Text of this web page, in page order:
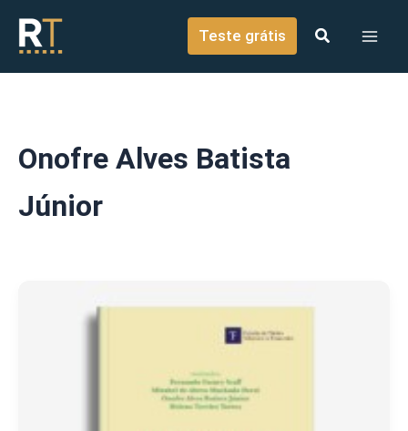
conteúdo
Teste grátis
Onofre Alves Batista
Júnior